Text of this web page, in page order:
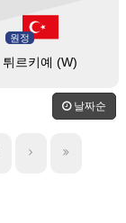
원정
튀르키예 (W)
날짜순